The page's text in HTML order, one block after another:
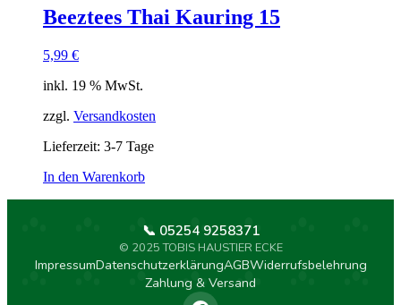
Beeztees Thai Kauring 15
5,99 €
inkl. 19 % MwSt.
zzgl. Versandkosten
Lieferzeit: 3-7 Tage
In den Warenkorb
ImpressumDatenschutzerklärungAGBWiderrufsbelehrung
Zahlung & Versand
📞 05254 9258371
© 2025 TOBIS HAUSTIER ECKE